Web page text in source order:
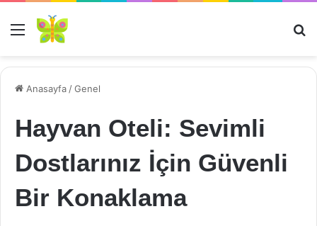
Menü
Anasayfa /Genel
Hayvan Oteli: Sevimli
Dostlarınız İçin Güvenli
Bir Konaklama